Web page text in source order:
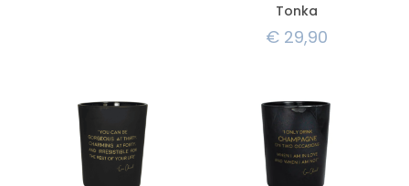
Tonka
€29,90